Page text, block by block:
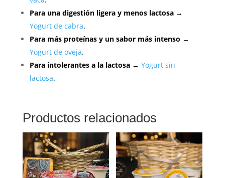
Para una digestión ligera y menos lactosa→
Yogurt de cabra.
Para más proteínas y un sabor más intenso →
Yogurt de oveja.
Para intolerantes a la lactosa→ Yogurt sin
lactosa.
Productos relacionados